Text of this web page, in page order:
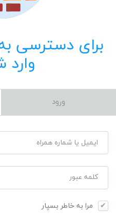
برای دسترسی
وارد
ورود
ایمیل یا شماره همراه
کلمه عبور
مرا به خاطر بسپار